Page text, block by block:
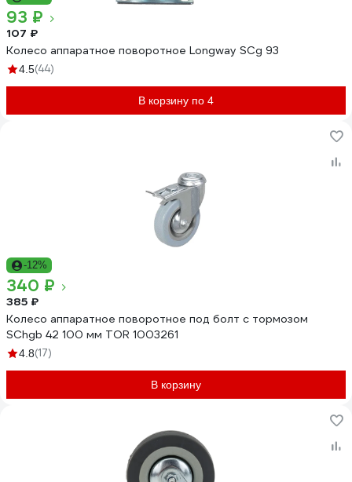
93 ₽
107 ₽
Колесо аппаратное поворотное Longway SCg 93
4.5(44)
В корзину по 4
-12%
340 ₽
385 ₽
Колесо аппаратное поворотное под болт с тормозом
SChgb 42 100 мм TOR 1003261
4.8(17)
В корзину